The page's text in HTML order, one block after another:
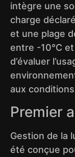
intègre une
charge
et une plage
entre -10°C
d’évaluer
aux
Premier
Gestion de la
été conçue